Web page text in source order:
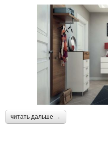
читать дальше →